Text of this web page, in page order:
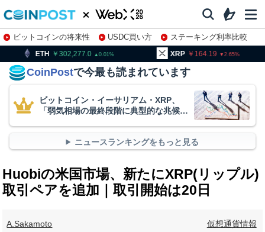
ビットコインの将来性 USDC買い方
ステーキング利率比較
株特集・関連銘柄
302,277.0 0.01 164.19 2.65
CoinPostで今最も読まれています
ビットコイン・イーサリアム・XRP、
「弱気相場の最終段階に典型的な兆候」
ニュースランキングをもっと見る
Huobiの米国市場、新たにXRP(リップル)
取引ペアを追加｜取引開始は20日
A.Sakamoto 仮想通貨情報